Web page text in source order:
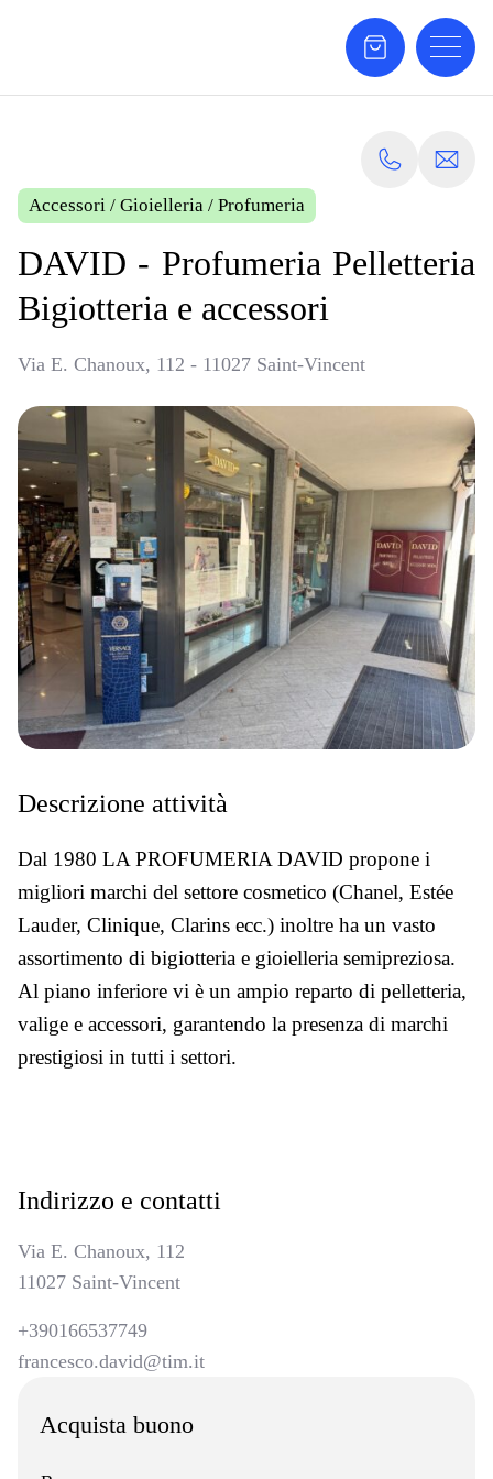
Accessori / Gioielleria / Profumeria
DAVID - Profumeria Pelletteria
Bigiotteria e accessori
Via E. Chanoux, 112 - 11027 Saint-Vincent
Descrizione attività
Dal 1980 LA PROFUMERIA DAVID propone i
migliori marchi del settore cosmetico (Chanel, Estée
Lauder, Clinique, Clarins ecc.) inoltre ha un vasto
assortimento di bigiotteria e gioielleria semipreziosa.
Al piano inferiore vi è un ampio reparto di pelletteria,
valige e accessori, garantendo la presenza di marchi
prestigiosi in tutti i settori.
Indirizzo e contatti
Via E. Chanoux, 112
11027 Saint-Vincent
+390166537749
francesco.david@tim.it
Acquista buono